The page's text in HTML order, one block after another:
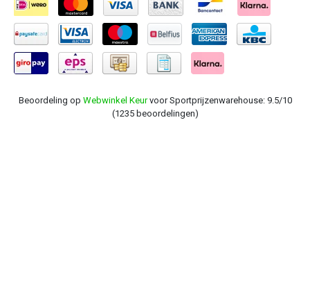
Beoordeling op Webwinkel Keurvoor Sportprijzenwarehouse: 9.5/10
(1235 beoordelingen)